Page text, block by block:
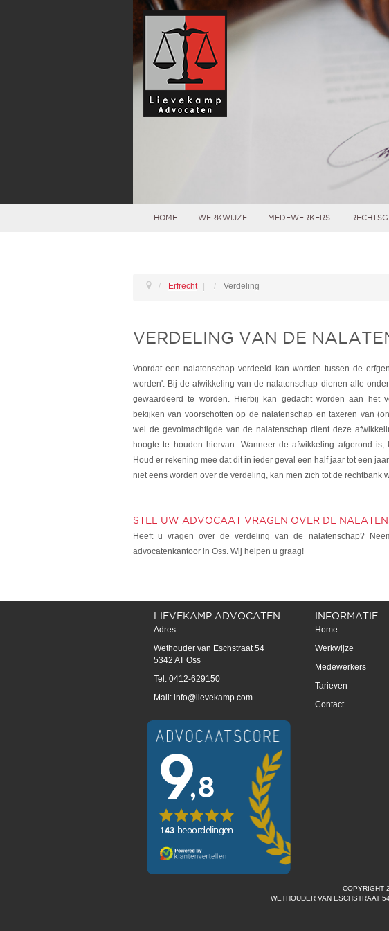
HOME WERKWIJZE MEDEWERKERS
Erfrecht | Verdeling
VERDELING VAN DE
Voordat een nalatenschap verdeeld kan worden tussen de
worden'. Bij de afwikkeling van de nalatenschap dienen alle
gewaardeerd te worden. Hierbij kan gedacht worden aan het
bekijken van voorschotten op de nalatenschap en taxeren van
wel de gevolmachtigde van de nalatenschap dient deze
hoogte te houden hiervan. Wanneer de afwikkeling afgerond is,
Houd er rekening mee dat dit in ieder geval een half jaar tot een
niet eens worden over de verdeling, kan men zich tot de rechtbank
STEL UW ADVOCAAT VRAGEN OVER DE
Heeft u vragen over de verdeling van de nalatenschap?
advocatenkantoor in Oss. Wij helpen u graag!
LIEVEKAMP ADVOCATEN
Adres:
Wethouder van Eschstraat 54
5342 AT Oss
Tel: 0412-629150
Mail: info@lievekamp.com
INFORMATIE
Home
Werkwijze
Medewerkers
Tarieven
Contact
COPYRIGHT
WETHOUDER VAN ESCHSTRAAT